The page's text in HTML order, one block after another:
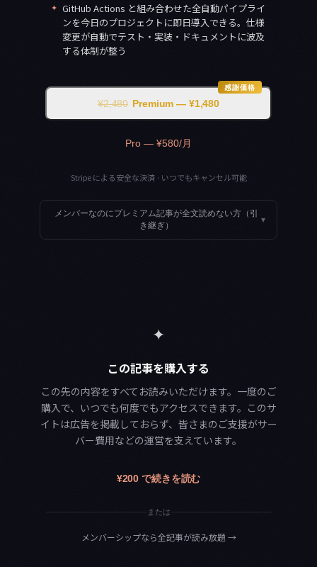
✦ GitHub Actions と組み合わせた全自動パイプライ
ンを今日のプロジェクトに即日導入できる。仕様
変更が自動でテスト・実装・ドキュメントに波及
する体制が整う
感謝価格
¥2,480 Premium — ¥1,480
Pro — ¥580/月
Stripe による安全な決済 · いつでもキャンセル可能
メンバーなのにプレミアム記事が全文読めない方（引
き継ぎ）
▾
✦
この記事を購入する
この先の内容をすべてお読みいただけます。一度のご
購入で、いつでも何度でもアクセスできます。このサ
イトは広告を掲載しておらず、皆さまのご支援がサー
バー費用などの運営を支えています。
¥200 で続きを読む
または
メンバーシップなら全記事が読み放題→